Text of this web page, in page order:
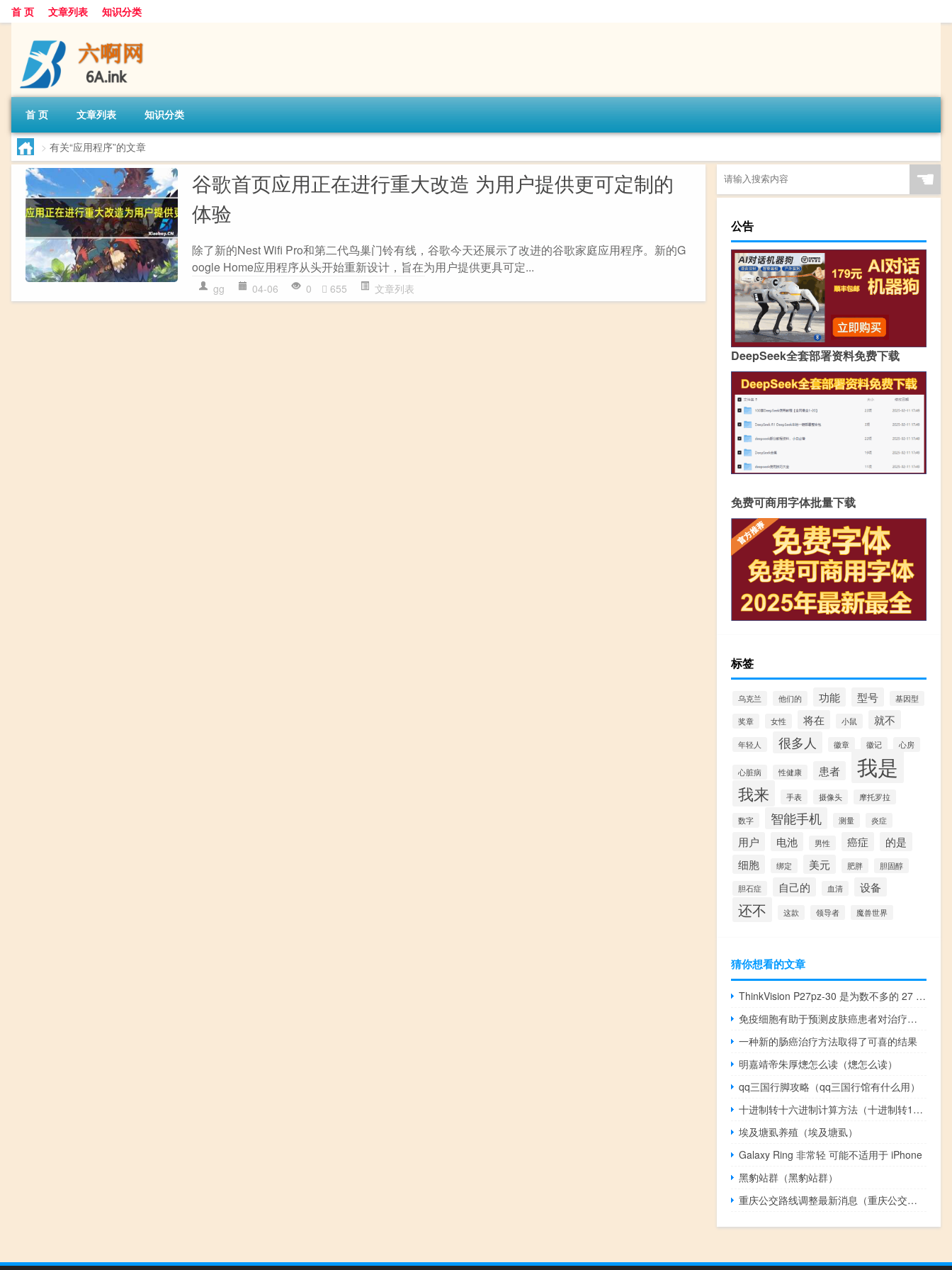
首 页 文章列表 知识分类
首 页 文章列表 知识分类
> 有关“应用程序”的文章
谷歌首页应用正在进行重大改造 为用户提供更可定制的
体验
除了新的Nest Wifi Pro和第二代鸟巢门铃有线，谷歌今天还展示了改进的谷歌家庭应用程序。新的G
oogle Home应用程序从头开始重新设计，旨在为用户提供更具可定...
gg 04-06 0 655 文章列表
☚
公告
DeepSeek全套部署资料免费下载
免费可商用字体批量下载
标签
乌克兰 他们的 功能 型号 基因型
奖章 女性 将在 小鼠 就不
年轻人 很多人 徽章 徽记 心房
心脏病 性健康 患者 我是
我来 手表 摄像头 摩托罗拉
数字 智能手机 测量 炎症
用户 电池 男性 癌症
的是
细胞
绑定 美元 肥胖 胆固醇
胆石症 自己的 血清 设备
还不 这款 领导者 魔兽世界
猜你想看的文章
ThinkVision P27pz-30 是为数不多的 27 英寸 Mini LED 显示器之一
免疫细胞有助于预测皮肤癌患者对治疗产生反应的机会
一种新的肠癌治疗方法取得了可喜的结果
明嘉靖帝朱厚熜怎么读（熜怎么读）
qq三国行脚攻略（qq三国行馆有什么用）
十进制转十六进制计算方法（十进制转16进制）
埃及塘虱养殖（埃及塘虱）
Galaxy Ring 非常轻 可能不适用于 iPhone
黑豹站群（黑豹站群）
重庆公交路线调整最新消息（重庆公交路线）